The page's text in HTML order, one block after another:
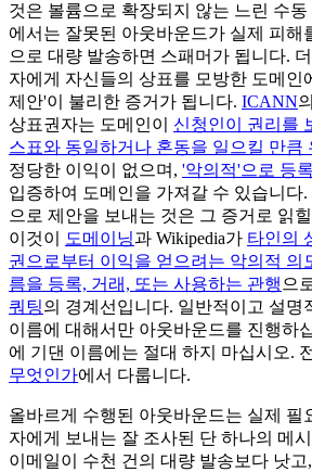
것은 볼륨으로 확장되지 않는 느린 수동
에서는 잘못된 아웃바운드가 실제 피해
으로 대량 발송하면 스패머가 됩니다.
자에게 자신들의 상표를 모방한 도메인
제안'이 불리한 증거가 됩니다. ICANN
상표권자는 도메인이 신청인이 권리를
스표와 동일하거나 혼동을 일으킬 만큼
정당한 이익이 없으며, '악의적'으로 등
입증하여 도메인을 가져갈 수 있습니다
으로 제안을 보내는 것은 그 증거로 읽
이것이
도메이닝과 Wikipedia가 타인의
권으로부터 이익을 얻으려는 악의적 의
름을 등록, 거래, 또는 사용하는 관행 으
쿼팅의 경계선입니다. 일반적이고 설명
이름에 대해서만 아웃바운드를 진행하
에 기댄 이름에는 절대 하지 마십시오.
무엇인가에서 다룹니다.
올바르게 수행된 아웃바운드는 실제 필
자에게 보내는 잘 조사된 단 하나의 메
이메일이 수천 건의 대량 발송보다 낫